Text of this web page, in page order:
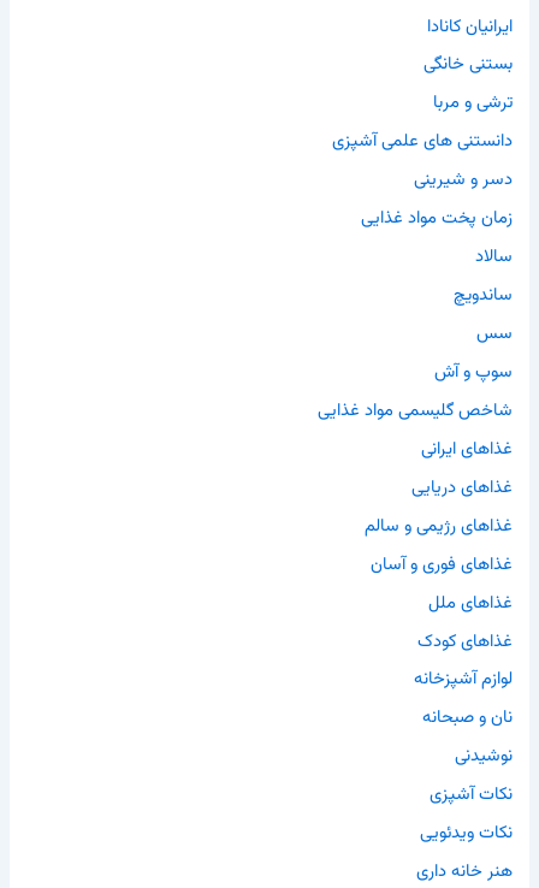
ایرانیان کانادا
بستنی خانگی
ترشی و مربا
دانستنی های علمی آشپزی
دسر و شیرینی
زمان پخت مواد غذایی
سالاد
ساندویچ
سس
سوپ و آش
شاخص گلیسمی مواد غذایی
غذاهای ایرانی
غذاهای دریایی
غذاهای رژیمی و سالم
غذاهای فوری و آسان
غذاهای ملل
غذاهای کودک
لوازم آشپزخانه
نان و صبحانه
نوشیدنی
نکات آشپزی
نکات ویدئویی
هنر خانه داری